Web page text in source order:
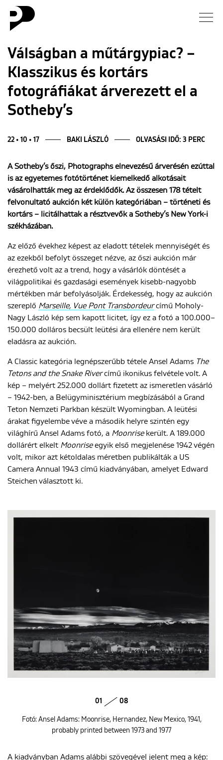
Hírek
Galéria
Rólunk
ENGLISH
Válságban a műtárgypiac? –
Klasszikus és kortárs
fotográfiákat árverezett el a
Sotheby’s
22 • 10 • 17 BAKI LÁSZLÓ OLVASÁSI IDŐ: 3 PERC
A Sotheby’s őszi, Photographs elnevezésű árverésén ezúttal
is az egyetemes fotótörténet kiemelkedő alkotásait
vásárolhatták meg az érdeklődők. Az összesen 178 tételt
felvonultató aukción két külön kategóriában – történeti és
kortárs – licitálhattak a résztvevők a Sotheby’s New York-i
székházában.
Az előző évekhez képest az eladott tételek mennyiségét és
az ezekből befolyt összeget nézve, az őszi aukción már
érezhető volt az a trend, hogy a vásárlók döntését a
világpolitikai és gazdasági események kisebb-nagyobb
mértékben már befolyásolják. Érdekesség, hogy az aukción
szereplő Marseille, Vue Pont Transbordeurcímű Moholy-
Nagy László kép sem kapott licitet, így ez a fotó a 100.000–
150.000 dolláros becsült leütési ára ellenére nem került
eladásra az aukción.
A Classic kategória legnépszerűbb tétele Ansel Adams The
Tetons and the Snake Rivercímű ikonikus felvétele volt. A
kép – melyért 252.000 dollárt fizetett az ismeretlen vásárló
– 1942-ben, a Belügyminisztérium megbízásából a Grand
Teton Nemzeti Parkban készült Wyomingban. A leütési
árakat figyelembe véve a második helyre szintén egy
világhírű Ansel Adams fotó, a Moonrisekerült. A 189.000
dollárért elkelt Moonriseegyik első megjelenése 1942 végén
volt, mikor azt kétoldalas méretben publikálták a US
Camera Annual 1943 című kiadványában, amelyet Edward
Steichen választott ki.
01 08
Fotó: Ansel Adams: Moonrise, Hernandez, New Mexico, 1941,
probably printed between 1973 and 1977
A kiadványban Adams alábbi szövegével jelent meg a kép: